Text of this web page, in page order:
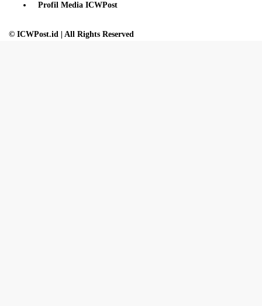
Profil Media ICWPost
© ICWPost.id | All Rights Reserved